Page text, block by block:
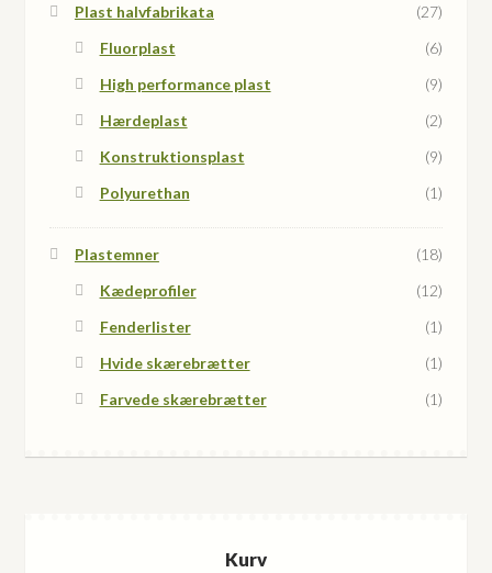
Plast halvfabrikata
(27)
Fluorplast
(6)
High performance plast
(9)
Hærdeplast
(2)
Konstruktionsplast
(9)
Polyurethan
(1)
Plastemner
(18)
Kædeprofiler
(12)
Fenderlister
(1)
Hvide skærebrætter
(1)
Farvede skærebrætter
(1)
Kurv